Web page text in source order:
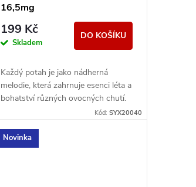
16,5mg
199 Kč
Skladem
DO KOŠÍKU
Každý potah je jako nádherná
melodie, která zahrnuje esenci léta a
bohatství různých ovocných chutí.
Kód: SYX20040
Novinka